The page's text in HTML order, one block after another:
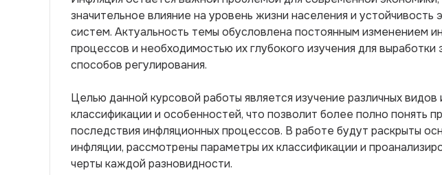
значительное влияние на уровень жизни населения и устойчивость
систем. Актуальность темы обусловлена постоянным изменением
процессов и необходимостью их глубокого изучения для выработки
способов регулирования.
Целью данной курсовой работы является изучение различных видов
классификации и особенностей, что позволит более полно понять
последствия инфляционных процессов. В работе будут раскрыты
инфляции, рассмотрены параметры их классификации и
черты каждой разновидности.